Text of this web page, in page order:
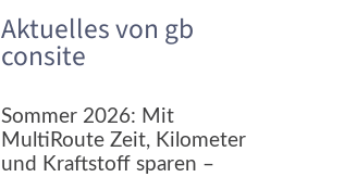
Aktuelles von gb
consite
Sommer 2026: Mit
MultiRoute Zeit, Kilometer
und Kraftstoff sparen –